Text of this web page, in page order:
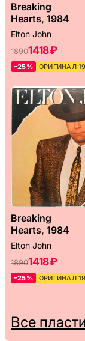
Breaking
Hearts, 1984
Elton John
18901418 ₽
–25% ОРИГИНАЛ
Breaking
Hearts, 1984
Elton John
18901418 ₽
–25% ОРИГИНАЛ
Все